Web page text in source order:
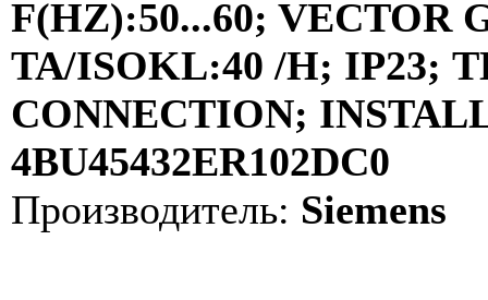
F(HZ):50...60; VECTOR
TA/ISOKL:40 /H;
CONNECTION;
4BU45432ER102DC0
Производитель: Siemens